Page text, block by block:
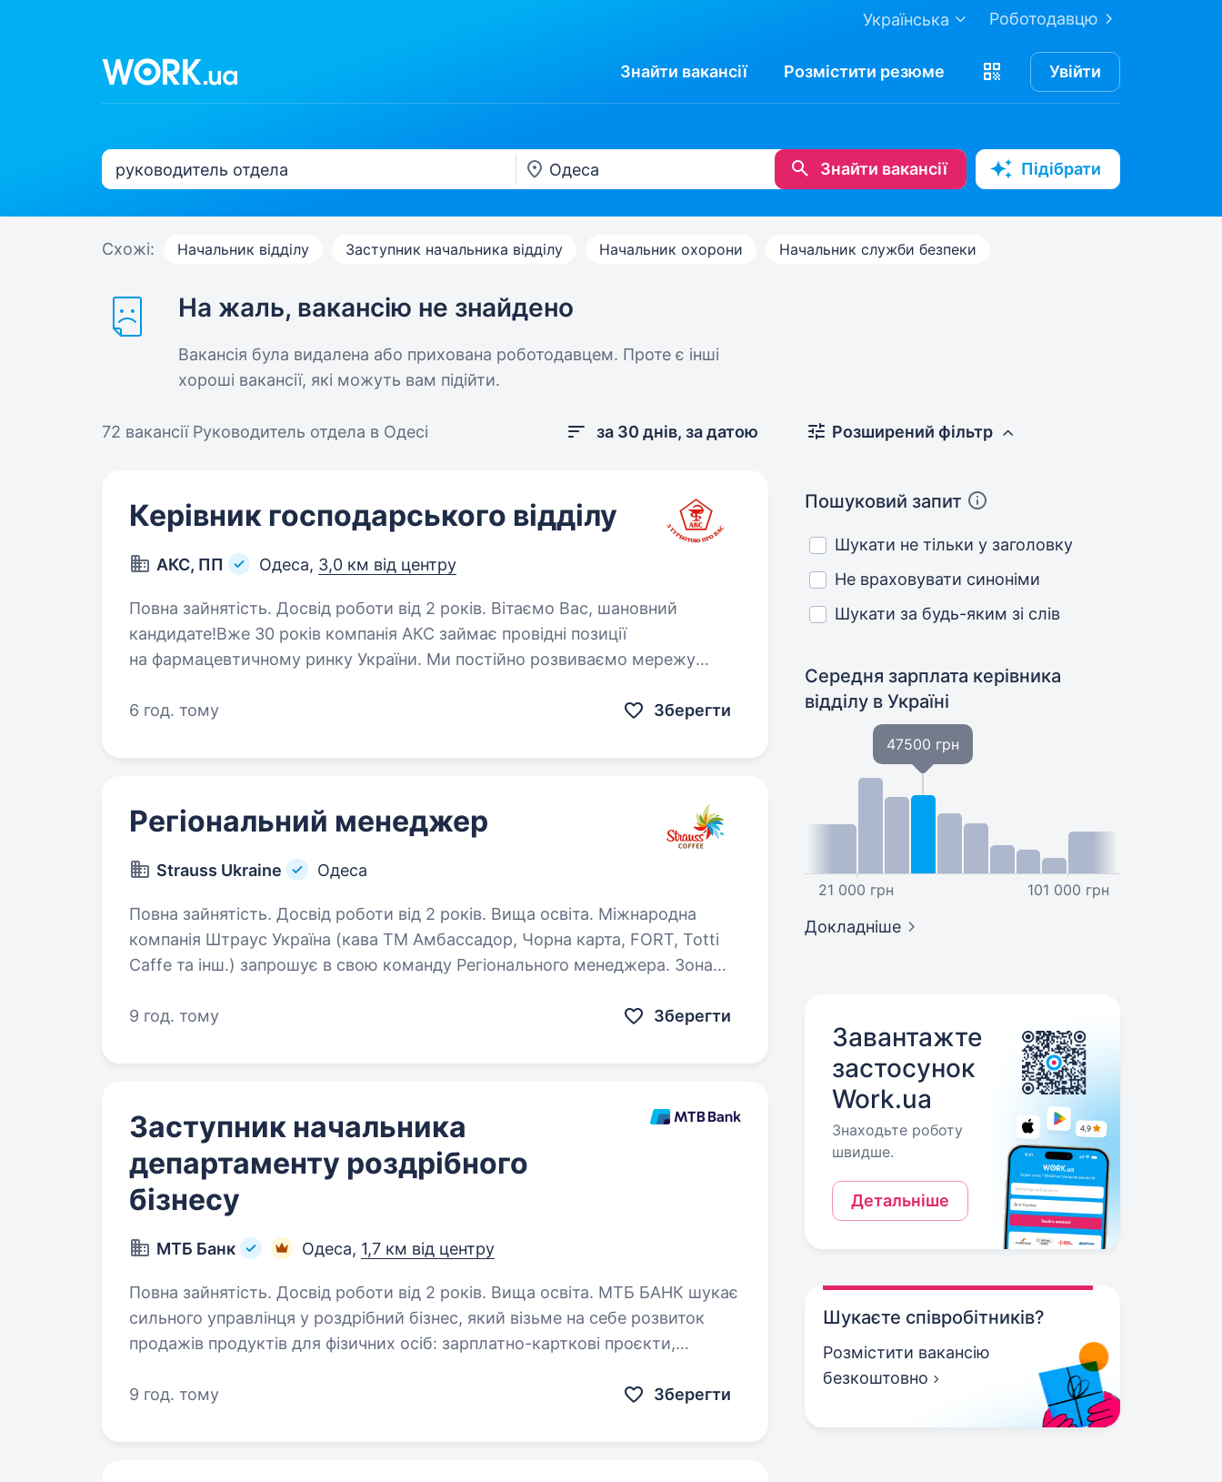
Роботодавцю
Українська
Знайти вакансії Розмістити резюме Увійти
Знайти вакансії Підібрати
Схожі: Начальник відділу Заступник начальника відділу Начальник охорони Начальник служби безпеки
На жаль, вакансію не знайдено
Вакансія була видалена або прихована роботодавцем. Проте є інші
хороші вакансії, які можуть вам підійти.
72 вакансії Руководитель отдела в Одесі за 30 днів, за датою
Керівник господарського відділу
АКС, ПП Одеса, 3,0 км від центру
Повна зайнятість. Досвід роботи від 2 років. Вітаємо Вас, шановний
кандидате!Вже 30 років компанія АКС займає провідні позиції
на фармацевтичному ринку України. Ми постійно розвиваємо мережу
6 год. тому
Зберегти
Регіональний менеджер
Strauss Ukraine Одеса
Повна зайнятість. Досвід роботи від 2 років. Вища освіта. Міжнародна
компанія Штраус Україна (кава ТМ Амбассадор, Чорна карта, FORT, Тоtti
Caffe та інш.) запрошує в свою команду Регіонального менеджера. Зона
9 год. тому
Зберегти
Заступник начальника
департаменту роздрібного
бізнесу
МТБ Банк Одеса, 1,7 км від центру
Повна зайнятість. Досвід роботи від 2 років. Вища освіта. МТБ БАНК шукає
сильного управлінця у роздрібний бізнес, який візьме на себе розвиток
продажів продуктів для фізичних осіб: зарплатно-карткові проєкти,
9 год. тому
Зберегти
Розширений фільтр
Пошуковий запит
Шукати не тільки у заголовку
Не враховувати синоніми
Шукати за будь-яким зі слів
Середня зарплата керівника
відділу в Україні
21 000 грн
47500 грн
101 000 грн
Докладніше
Завантажте
застосунок
Work.ua
Знаходьте роботу
швидше.
Детальніше
Шукаєте співробітників?
Розмістити вакансію
безкоштовно